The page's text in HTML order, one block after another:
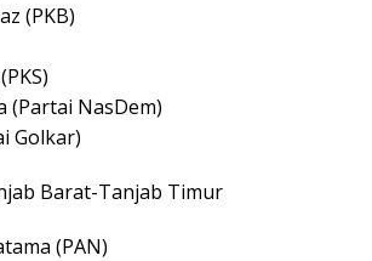
(PKB)
(Partai NasDem)
Golkar)
Barat-Tanjab Timur
(PAN)